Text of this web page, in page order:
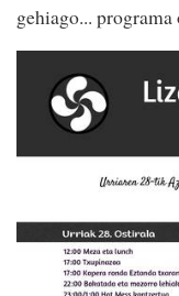
gehiago...